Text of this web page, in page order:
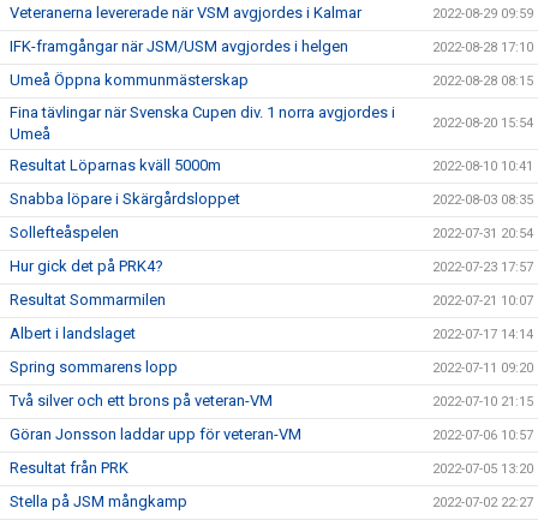
Veteranerna levererade när VSM avgjordes i Kalmar 2022-08-29 09:59
IFK-framgångar när JSM/USM avgjordes i helgen 2022-08-28 17:10
Umeå Öppna kommunmästerskap 2022-08-28 08:15
Fina tävlingar när Svenska Cupen div. 1 norra avgjordes i
Umeå
2022-08-20 15:54
Resultat Löparnas kväll 5000m 2022-08-10 10:41
Snabba löpare i Skärgårdsloppet 2022-08-03 08:35
Sollefteåspelen 2022-07-31 20:54
Hur gick det på PRK4? 2022-07-23 17:57
Resultat Sommarmilen 2022-07-21 10:07
Albert i landslaget 2022-07-17 14:14
Spring sommarens lopp 2022-07-11 09:20
Två silver och ett brons på veteran-VM 2022-07-10 21:15
Göran Jonsson laddar upp för veteran-VM 2022-07-06 10:57
Resultat från PRK 2022-07-05 13:20
Stella på JSM mångkamp 2022-07-02 22:27